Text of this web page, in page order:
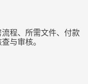
程、所需文件、付款
与审核。